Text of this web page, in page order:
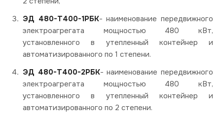
ЭД 480-Т400-1РБК- наименование передвижного
электроагрегата мощностью 480 кВт,
установленного в утепленный контейнер и
автоматизированного по 1 степени.
ЭД 480-Т400-2РБК- наименование передвижного
электроагрегата мощностью 480 кВт,
установленного в утепленный контейнер и
автоматизированного по 2 степени.